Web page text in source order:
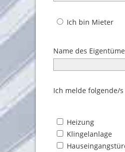
Ich bin Mieter
Name des
Ich melde folgende/
Heizung
Klingelanlage